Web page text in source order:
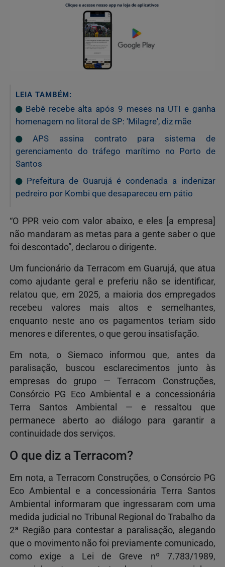
LEIA TAMBÉM:
Bebê recebe alta após 9 meses na UTI e ganha
homenagem no litoral de SP: 'Milagre', diz mãe
APS assina contrato para sistema de
gerenciamento do tráfego marítimo no Porto de
Santos
Prefeitura de Guarujá é condenada a indenizar
pedreiro por Kombi que desapareceu em pátio
“O PPR veio com valor abaixo, e eles [a empresa]
não mandaram as metas para a gente saber o que
foi descontado”, declarou o dirigente.
Um funcionário da Terracom em Guarujá, que atua
como ajudante geral e preferiu não se identificar,
relatou que, em 2025, a maioria dos empregados
recebeu valores mais altos e semelhantes,
enquanto neste ano os pagamentos teriam sido
menores e diferentes, o que gerou insatisfação.
Em nota, o Siemaco informou que, antes da
paralisação, buscou esclarecimentos junto às
empresas do grupo — Terracom Construções,
Consórcio PG Eco Ambiental e a concessionária
Terra Santos Ambiental — e ressaltou que
permanece aberto ao diálogo para garantir a
continuidade dos serviços.
O que diz a Terracom?
Em nota, a Terracom Construções, o Consórcio PG
Eco Ambiental e a concessionária Terra Santos
Ambiental informaram que ingressaram com uma
medida judicial no Tribunal Regional do Trabalho da
2ª Região para contestar a paralisação, alegando
que o movimento não foi previamente comunicado,
como exige a Lei de Greve nº 7.783/1989,